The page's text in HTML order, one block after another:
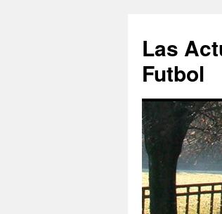
Las
Futbol